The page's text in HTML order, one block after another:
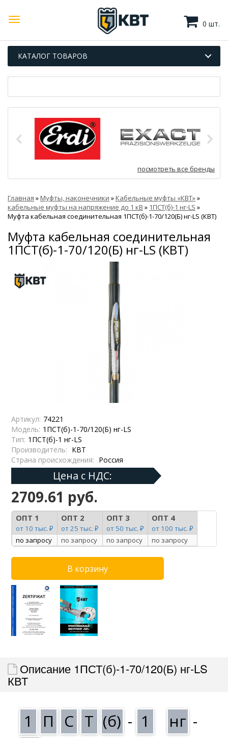
0 шт.
КАТАЛОГ ТОВАРОВ
посмотреть все бренды
Главная »Муфты, наконечники »Кабельные муфты «КВТ»»
кабельные муфты на напряжение до 1 кВ » 1ПСТ(б)-1 нг-LS »
Муфта кабельная соединительная 1ПСТ(б)-1-70/120(Б) нг-LS (КВТ)
Муфта кабельная соединительная
1ПСТ(б)-1-70/120(Б) нг-LS (КВТ)
Артикул: 74221
Модель: 1ПСТ(б)-1-70/120(Б) нг-LS
Тип: 1ПСТ(б)-1 нг-LS
Производитель: КВТ
Страна происхождения: Россия
Цена с НДС:
2709.61 руб.
ОПТ 1
от 10 тыс. ₽
ОПТ 2
от 25 тыс. ₽
ОПТ 3
от 50 тыс. ₽
ОПТ 4
от 100 тыс. ₽
по запросу
по запросу по запросу по запросу
Описание 1ПСТ(б)-1-70/120(Б) нг-LS
КВТ
1 П С Т (б) - 1 нг -